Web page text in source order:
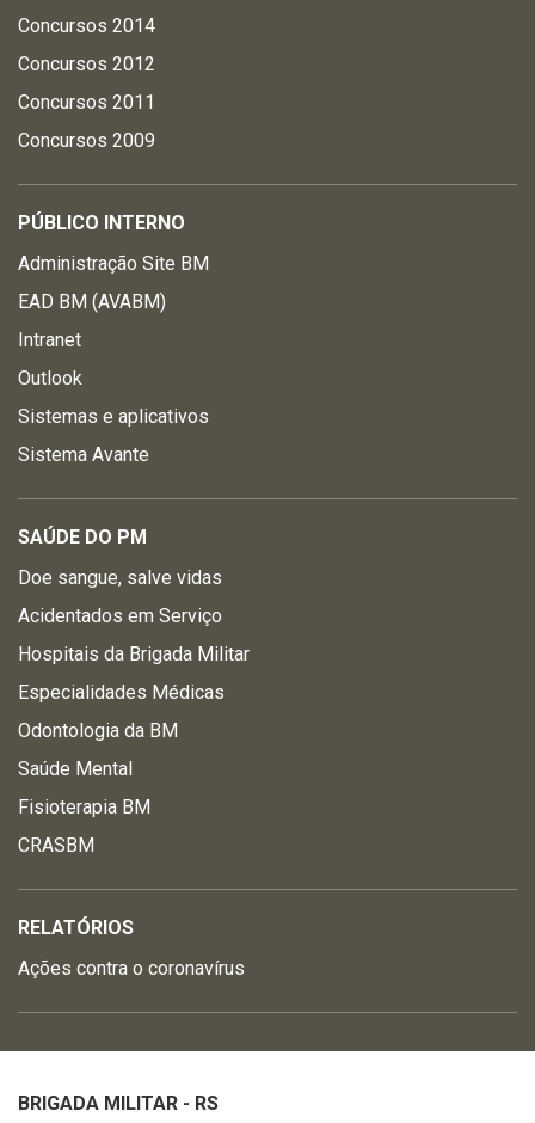
Concursos 2014
Concursos 2012
Concursos 2011
Concursos 2009
PÚBLICO INTERNO
Administração Site BM
EAD BM (AVABM)
Intranet
Outlook
Sistemas e aplicativos
Sistema Avante
SAÚDE DO PM
Doe sangue, salve vidas
Acidentados em Serviço
Hospitais da Brigada Militar
Especialidades Médicas
Odontologia da BM
Saúde Mental
Fisioterapia BM
CRASBM
RELATÓRIOS
Ações contra o coronavírus
BRIGADA MILITAR - RS